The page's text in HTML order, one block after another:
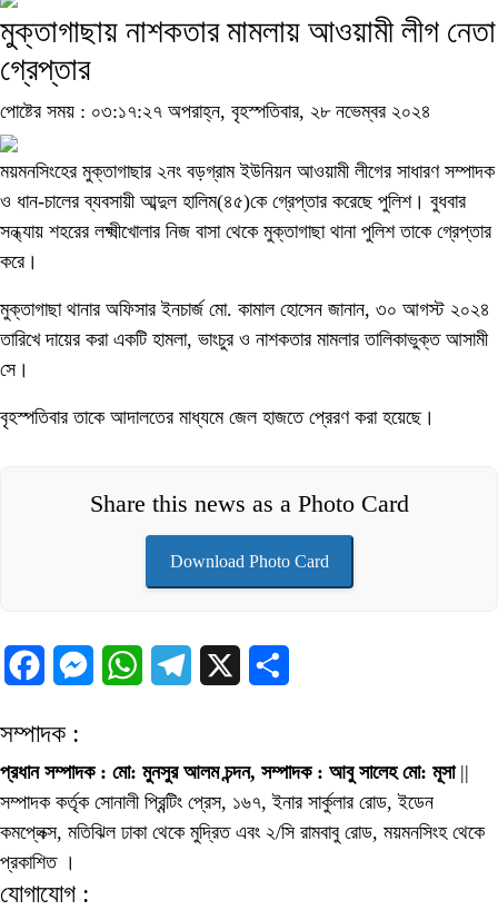
মুক্তাগাছায় নাশকতার মামলায় আওয়ামী লীগ নেতা
গ্রেপ্তার
পোষ্টের সময় : ০৩:১৭:২৭ অপরাহ্ন, বৃহস্পতিবার, ২৮ নভেম্বর ২০২৪
ময়মনসিংহের মুক্তাগাছার ২নং বড়গ্রাম ইউনিয়ন আওয়ামী লীগের সাধারণ সম্পাদক
ও ধান-চালের ব্যবসায়ী আব্দুল হালিম(৪৫)কে গ্রেপ্তার করেছে পুলিশ। বুধবার
সন্ধ্যায় শহরের লক্ষ্মীখোলার নিজ বাসা থেকে মুক্তাগাছা থানা পুলিশ তাকে গ্রেপ্তার
করে।
মুক্তাগাছা থানার অফিসার ইনচার্জ মো. কামাল হোসেন জানান, ৩০ আগস্ট ২০২৪
তারিখে দায়ের করা একটি হামলা, ভাংচুর ও নাশকতার মামলার তালিকাভুক্ত আসামী
সে।
বৃহস্পতিবার তাকে আদালতের মাধ্যমে জেল হাজতে প্রেরণ করা হয়েছে।
Share this news as a Photo Card
Download Photo Card
FacebookMessengerWhatsAppTelegram
সম্পাদক :
প্রধান সম্পাদক : মো: মুনসুর আলম চন্দন, সম্পাদক : আবু সালেহ মো: মূসা||
সম্পাদক কর্তৃক সোনালী প্রিন্টিং প্রেস, ১৬৭, ইনার সার্কুলার রোড, ইডেন
কমপ্লেক্স, মতিঝিল ঢাকা থেকে মুদ্রিত এবং ২/সি রামবাবু রোড, ময়মনসিংহ থেকে
প্রকাশিত ।
যোগাযোগ :